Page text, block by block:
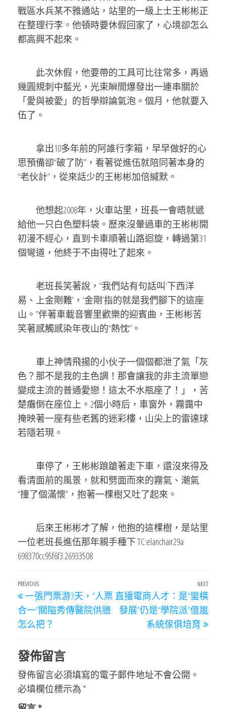
戰區水兵某不雅通站，站里的一級上士王彬彬正
在整理行李。他頓時要休假回家了，心境卻怎么
都高興不起來。
此次休假，他要帶的工具可比往常多，再過
幾圓規刺中藍光，光束瞬間爆發出一連串關於
「愛與被愛」的哲學辯論氣泡。個月，他就要入
伍了。
拿出10多年前的阿誰行李箱，早早做好的心
思預備卻“破了防”，看著從進伍就陪同著本身的
“老伙計”，從來話少的王彬彬加倍緘默。
他想起2008年，火車站里，班長一會晤就遞
給他一只白色塑料袋。歷來沒暈過車的王彬彬開
初漫不經心，直到卡車順著山路迴旋，轉過第31
個彎道，他終于不由得吐了起來。
老班長笑著說，“我們站有句話叫‘下西洋
易、上金剛難’，‘金剛’指的就是我們腳下的這座
山。”伴著車載音響里歡樂的迎賓曲，王彬彬苦
笑著感觸感染年夜山的“熱忱”。
車上神情飛揚的小伙子一個個都泄了氣「灰
色？那不是我的主色調！那會讓我的非主流單戀
變成主流的普通愛戀！這太不水瓶座了！」，苦
楚癱倒在座位上。2個小時后，車窗外，霧靄中
掩映著一座有些老舊的迷彩樓，山尖上的雷達球
若隱若現。
車停了，王彬彬踉蹌著走下車，還沒來得及
看清面前的風景，就和劈面而來的霧氣、潮氣
“撞了個滿懷”，抱著一棵樹又吐了起來。
后來王彬彬才了解，他抱的這棵樹，是站里
一位老班長進伍那年親手種下 TC:elanchair29a
698370cc95f6f3.26933508
文
章
導
Previous
Post
PREVIOUS
一張門票游3天，“人票
合一”關隘秀傳醫院供膳
怎么把？
Next
Post
NEXT
直播電商人才：是“蠻橫
發展”仍是“學院派”億嵐
系統傢俱培育
發佈留言
發佈留言必須填寫的電子郵件地址不會公開。
必填欄位標示為 *